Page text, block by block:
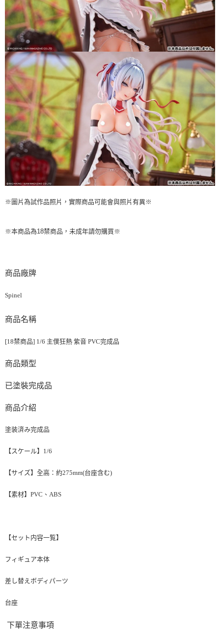
※圖片為試作品照片，實際商品可能會與照片有異※
※本商品為18禁商品，未成年請勿購買※
商品廠牌
Spinel
商品名稱
[18禁商品] 1/6 主僕狂熱 紫音 PVC完成品
商品類型
已塗裝完成品
商品介紹
塗装済み完成品
【スケール】1/6
【サイズ】全高：約275mm(台座含む)
【素材】PVC、ABS
【セット内容一覧】
フィギュア本体
差し替えボディパーツ
台座
下單注意事項